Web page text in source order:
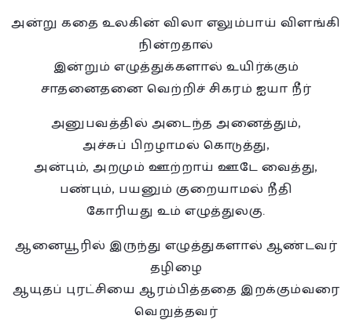
அன்று கதை உலகின் விலா எலும்பாய் விளங்கி
நின்றதால்
இன்றும் எழுத்துக்களால் உயிர்க்கும்
சாதனைதனை வெற்றிச் சிகரம் ஐயா நீர்
அனுபவத்தில் அடைந்த அனைத்தும்,
அச்சுப் பிறழாமல் கொடுத்து,
அன்பும், அறமும் ஊற்றாய் ஊடே வைத்து,
பண்பும், பயனும் குறையாமல் நீதி
கோரியது உம் எழுத்துலகு.
ஆனையூரில் இருந்து எழுத்துகளால் ஆண்டவர்
தழிழை
ஆயுதப் புரட்சியை ஆரம்பித்ததை இறக்கும்வரை
வெறுத்தவர்